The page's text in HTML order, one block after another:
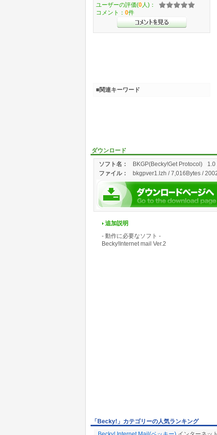
ダウンロード
ソフト名：
BKGP(Becky!Get Protocol) 1.0
ファイル： bkgpver1.lzh / 7,016Bytes /
追加説明
- 動作に必要なソフト -
Becky!Internet mail Ver.2
ユーザーの評価(0 人)：
コメント： 0件
■関連キーワード
「Becky!」カテゴリーの人気ランキング